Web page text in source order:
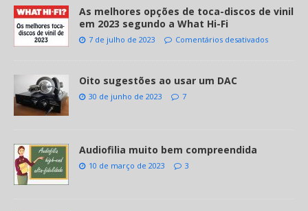
As melhores opções de toca-discos de vinil
em 2023 segundo a What Hi-Fi
7 de julho de 2023 Comentários desativados
Oito sugestões ao usar um DAC
30 de junho de 2023 7
Audiofilia muito bem compreendida
10 de março de 2023 3